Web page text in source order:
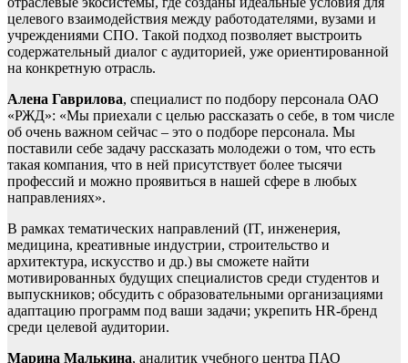
целевого взаимодействия между работодателями, вузами и
учреждениями СПО. Такой подход позволяет выстроить
содержательный диалог с аудиторией, уже ориентированной
на конкретную отрасль.
Алена Гаврилова, специалист по подбору персонала ОАО
«РЖД»: «Мы приехали с целью рассказать о себе, в том числе
об очень важном сейчас – это о подборе персонала. Мы
поставили себе задачу рассказать молодежи о том, что есть
такая компания, что в ней присутствует более тысячи
профессий и можно проявиться в нашей сфере в любых
направлениях».
В рамках тематических направлений (IT, инженерия,
медицина, креативные индустрии, строительство и
архитектура, искусство и др.) вы сможете найти
мотивированных будущих специалистов среди студентов и
выпускников; обсудить с образовательными организациями
адаптацию программ под ваши задачи; укрепить HR-бренд
среди целевой аудитории.
Марина Малькина, аналитик учебного центра ПАО